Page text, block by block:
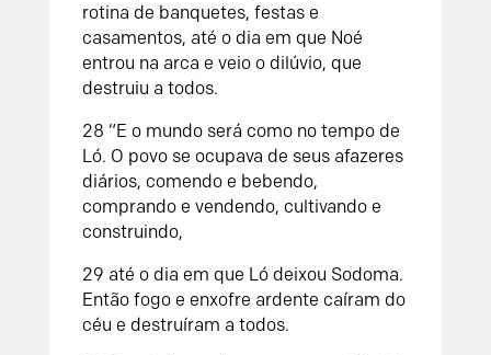
rotina de banquetes, festas e
casamentos, até o dia em que Noé
entrou na arca e veio o dilúvio, que
destruiu a todos.
28 “E o mundo será como no tempo de
Ló. O povo se ocupava de seus afazeres
diários, comendo e bebendo,
comprando e vendendo, cultivando e
construindo,
29 até o dia em que Ló deixou Sodoma.
Então fogo e enxofre ardente caíram do
céu e destruíram a todos.